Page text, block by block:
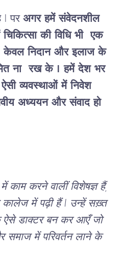
I पर अगर हमें संवेदनशील
की विधि भी  एक
केवल निदान और इलाज के
ना  रख के I हमें देश भर
व्यवस्थाओं में निवेश
अध्ययन और संवाद हो
काम करने वालीं विशेषज्ञ हैं,
कालेज में पढ़ी हैं I उन्हें सख़्त
ऐसे डाक्टर बन कर आएँ जो
समाज में परिवर्तन लाने के